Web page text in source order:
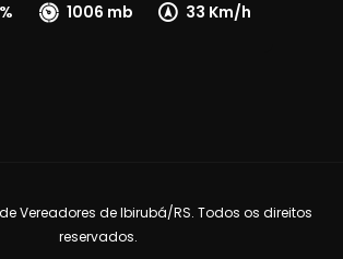
1006 mb 33 Km/h
Vereadores de Ibirubá/RS. Todos os direitos
reservados.